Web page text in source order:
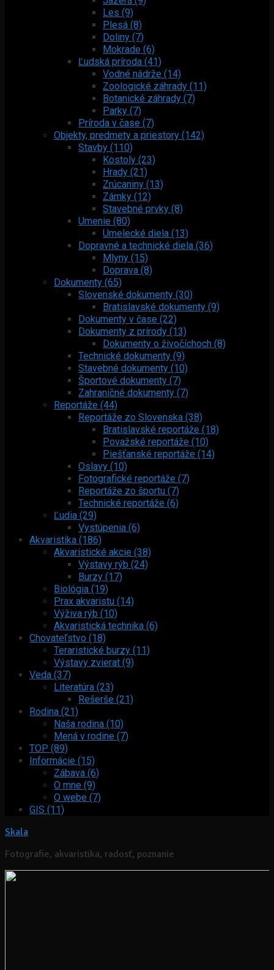
Les (9)
Plesá (8)
Doliny (7)
Mokrade (6)
Ľudská príroda (41)
Vodné nádrže (14)
Zoologické záhrady (11)
Botanické záhrady (7)
Parky (7)
Príroda v čase (7)
Objekty, predmety a priestory (142)
Stavby (110)
Kostoly (23)
Hrady (21)
Zrúcaniny (13)
Zámky (12)
Stavebné prvky (8)
Umenie (80)
Umelecké diela (13)
Dopravné a technické diela (36)
Mlyny (15)
Doprava (8)
Dokumenty (65)
Slovenské dokumenty (30)
Bratislavské dokumenty (9)
Dokumenty v čase (22)
Dokumenty z prírody (13)
Dokumenty o živočíchoch (8)
Technické dokumenty (9)
Stavebné dokumenty (10)
Športové dokumenty (7)
Zahraničné dokumenty (7)
Reportáže (44)
Reportáže zo Slovenska (38)
Bratislavské reportáže (18)
Považské reportáže (10)
Piešťanské reportáže (14)
Oslavy (10)
Fotografické reportáže (7)
Reportáže zo športu (7)
Technické reportáže (6)
Ľudia (29)
Vystúpenia (6)
Akvaristika (186)
Akvaristické akcie (38)
Výstavy rýb (24)
Burzy (17)
Biológia (19)
Prax akvaristu (14)
Výživa rýb (10)
Akvaristická technika (6)
Chovateľstvo (18)
Teraristické burzy (11)
Výstavy zvierat (9)
Veda (37)
Literatúra (23)
Rešerše (21)
Rodina (21)
Naša rodina (10)
Mená v rodine (7)
TOP (89)
Informácie (15)
Zábava (6)
O mne (9)
O webe (7)
GIS (11)
Skala
Fotografie, akvaristika, radosť, poznanie